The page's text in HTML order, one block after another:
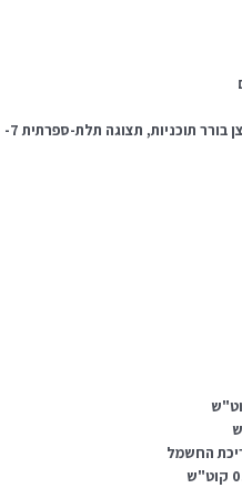
תצוגה ובקרה: לוח בקרה פס ישר + לחצן בורר תוכניות, תצוגה תלת-ספרתית 7-